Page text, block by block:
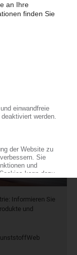
Informieren Sie
und